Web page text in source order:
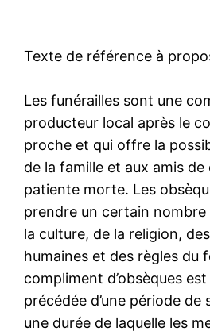
Texte de référence à
Les funérailles sont une
producteur local après le
proche et qui offre la
de la famille et aux amis de
patiente morte. Les
prendre un certain nombre
la culture, de la religion,
humaines et des règles du
compliment d’obsèques
précédée d’une période
une durée de laquelle les